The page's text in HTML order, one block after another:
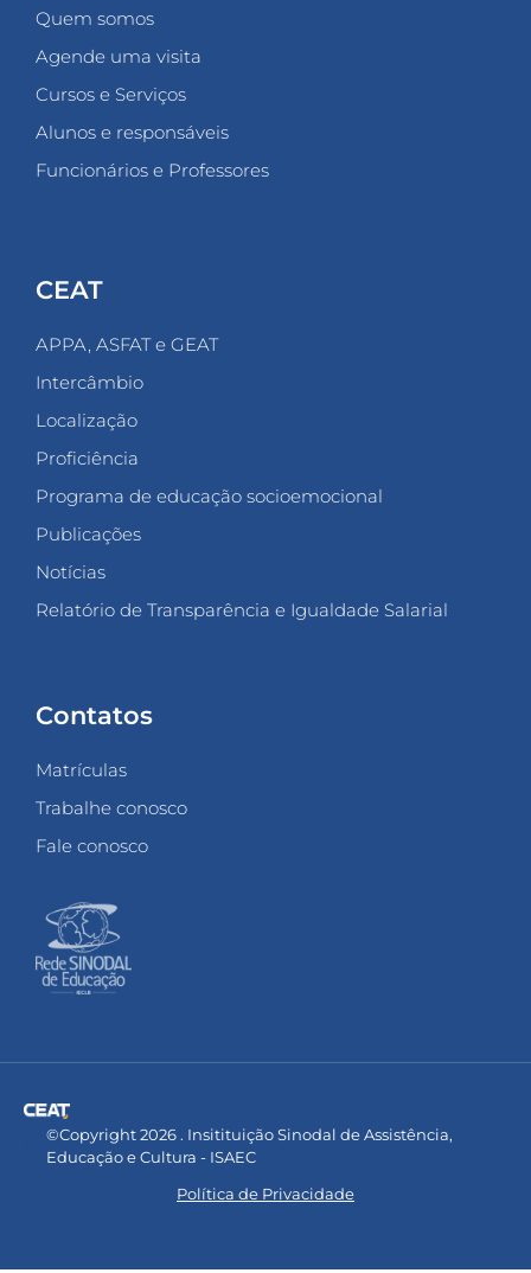
Quem somos
Agende uma visita
Cursos e Serviços
Alunos e responsáveis
Funcionários e Professores
CEAT
APPA, ASFAT e GEAT
Intercâmbio
Localização
Proficiência
Programa de educação socioemocional
Publicações
Notícias
Relatório de Transparência e Igualdade Salarial
Contatos
Matrículas
Trabalhe conosco
Fale conosco
©Copyright 2026 . Insitituição Sinodal de Assistência,
Educação e Cultura - ISAEC
Política de Privacidade